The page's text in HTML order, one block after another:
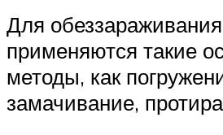
Для
применяются такие
методы, как
замачивание,